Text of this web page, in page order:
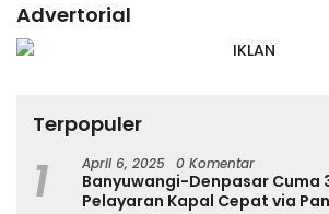
Advertorial
Terpopuler
1 April 6, 2025 0 Komentar
Banyuwangi-Denpasar Cuma
Pelayaran Kapal Cepat via